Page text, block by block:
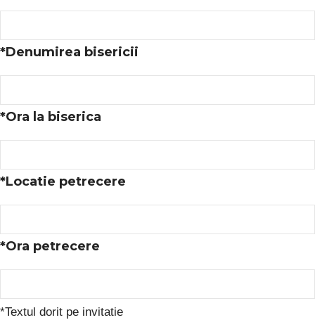
*Denumirea bisericii
*Ora la biserica
*Locatie petrecere
*Ora petrecere
*Textul dorit pe invitatie